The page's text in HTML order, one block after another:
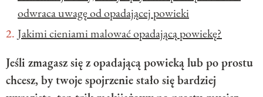
odwraca uwagę od opadającej powieki
Jakimi cieniami malować opadającą powiekę?
Jeśli zmagasz się z opadającą powieką lub po prostu
chcesz, by twoje spojrzenie stało się bardziej